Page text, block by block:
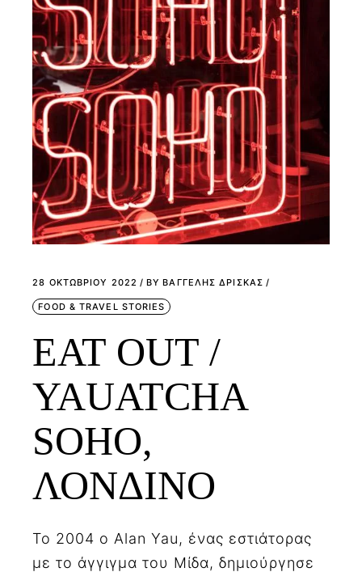
28 ΟΚΤΩΒΡΊΟΥ 2022 BY ΒΑΓΓΕΛΗΣ ΔΡΙΣΚΑΣ
FOOD & TRAVEL STORIES
EAT OUT /
YAUATCHA
SOHO,
ΛΟΝΔΙΝΟ
Το 2004 ο Alan Yau, ένας εστιάτορας
με το άγγιγμα του Μίδα, δημιούργησε